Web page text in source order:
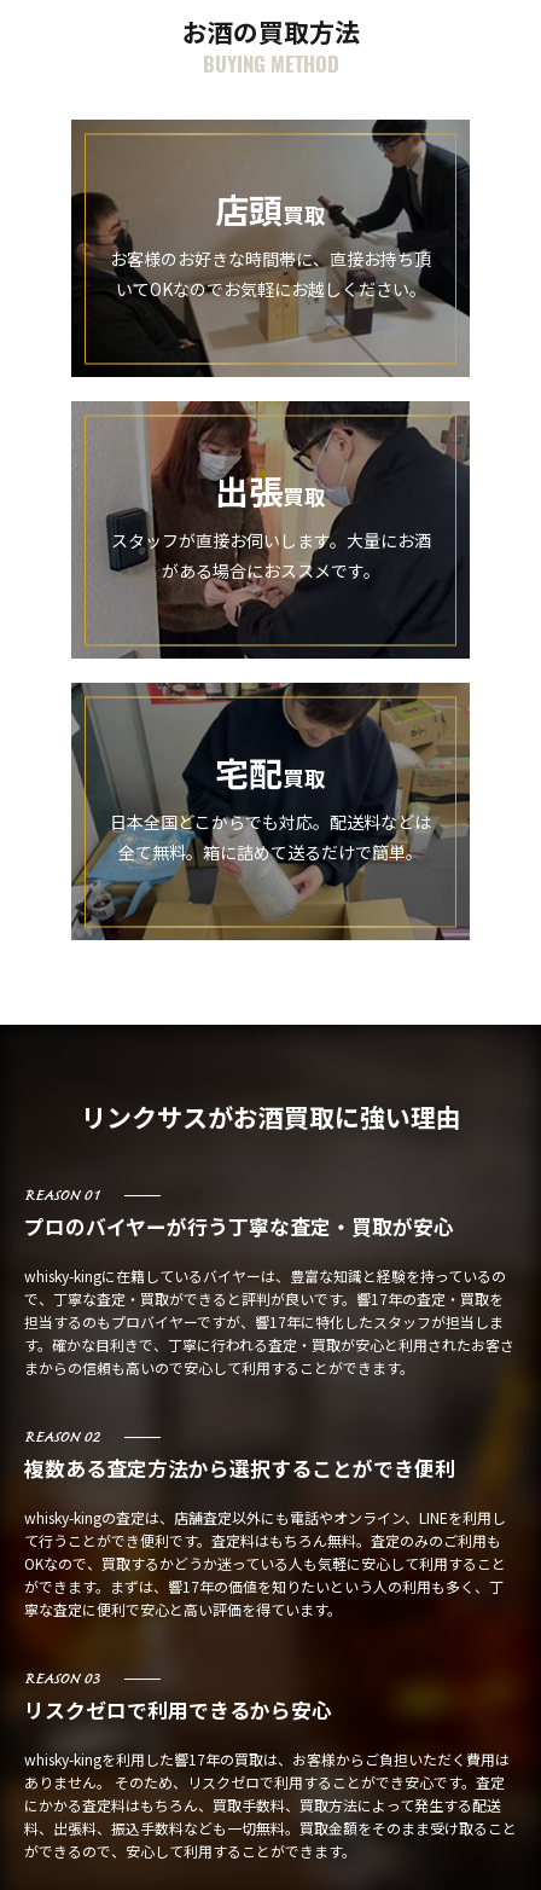
お酒の買取方法
BUYING METHOD
店頭買取
お客様のお好きな時間帯に、直接お持ち頂
いてOKなのでお気軽にお越しください。
出張買取
スタッフが直接お伺いします。大量にお酒
がある場合におススメです。
宅配買取
日本全国どこからでも対応。配送料などは
全て無料。箱に詰めて送るだけで簡単。
リンクサスがお酒買取に強い理由
REASON 01
プロのバイヤーが行う丁寧な査定・買取が安心
whisky-kingに在籍しているバイヤーは、豊富な知識と経験を持っているの
で、丁寧な査定・買取ができると評判が良いです。響17年の査定・買取を
担当するのもプロバイヤーですが、響17年に特化したスタッフが担当しま
す。確かな目利きで、丁寧に行われる査定・買取が安心と利用されたお客さ
まからの信頼も高いので安心して利用することができます。
REASON 02
複数ある査定方法から選択することができ便利
whisky-kingの査定は、店舗査定以外にも電話やオンライン、LINEを利用し
て行うことができ便利です。査定料はもちろん無料。査定のみのご利用も
OKなので、買取するかどうか迷っている人も気軽に安心して利用すること
ができます。まずは、響17年の価値を知りたいという人の利用も多く、丁
寧な査定に便利で安心と高い評価を得ています。
REASON 03
リスクゼロで利用できるから安心
whisky-kingを利用した響17年の買取は、お客様からご負担いただく費用は
ありません。 そのため、リスクゼロで利用することができ安心です。査定
にかかる査定料はもちろん、買取手数料、買取方法によって発生する配送
料、出張料、振込手数料なども一切無料。買取金額をそのまま受け取ること
ができるので、安心して利用することができます。